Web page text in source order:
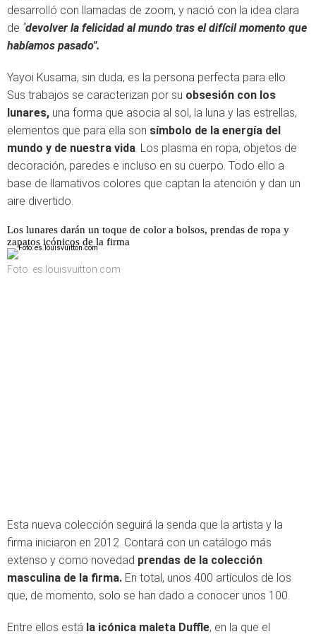
desarrolló con llamadas de zoom, y nació con la idea clara
de "devolver la felicidad al mundo tras el difícil momento que
habíamos pasado".
Yayoi Kusama, sin duda, es la persona perfecta para ello.
Sus trabajos se caracterizan por su obsesión con los
lunares, una forma que asocia al sol, la luna y las estrellas,
elementos que para ella son símbolo de la energía del
mundo y de nuestra vida. Los plasma en ropa, objetos de
decoración, paredes e incluso en su cuerpo. Todo ello a
base de llamativos colores que captan la atención y dan un
aire divertido.
Los lunares darán un toque de color a bolsos, prendas de ropa y
zapatos icónicos de la firma
Foto: es.louisvuitton.com
Esta nueva colección seguirá la senda que la artista y la
firma iniciaron en 2012. Contará con un catálogo más
extenso y como novedad prendas de la colección
masculina de la firma. En total, unos 400 artículos de los
que, de momento, solo se han dado a conocer unos 100.
Entre ellos está la icónica maleta Duffle, en la que el